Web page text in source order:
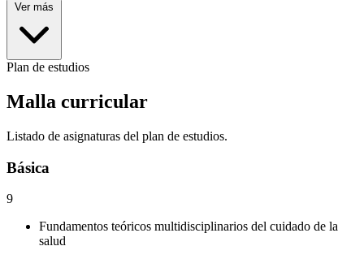
Ver más
Plan de estudios
Malla curricular
Listado de asignaturas del plan de estudios.
Básica
9
Fundamentos teóricos multidisciplinarios del cuidado de la
salud